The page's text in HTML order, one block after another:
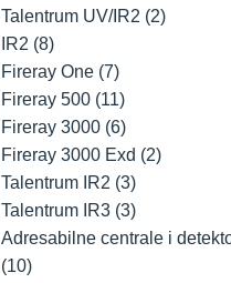
Talentrum UV/IR2 (2)
IR2 (8)
Fireray One (7)
Fireray 500 (11)
Fireray 3000 (6)
Fireray 3000 Exd (2)
Talentrum IR2 (3)
Talentrum IR3 (3)
Adresabilne centrale i
(10)